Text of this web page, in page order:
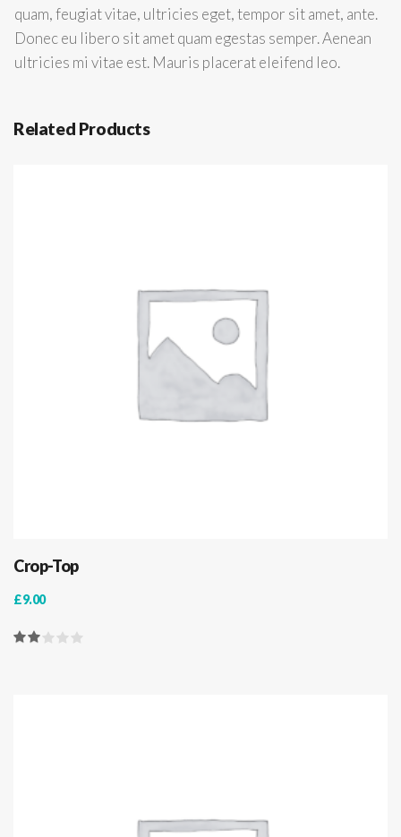
quam, feugiat vitae, ultricies eget, tempor sit amet, ante.
Donec eu libero sit amet quam egestas semper. Aenean
ultricies mi vitae est. Mauris placerat eleifend leo.
Related Products
Crop-Top
£9.00